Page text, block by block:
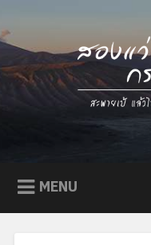
to
content
Go Eat
เอง กร
สะพายเป้ แล้วไปเที่ย
MENU